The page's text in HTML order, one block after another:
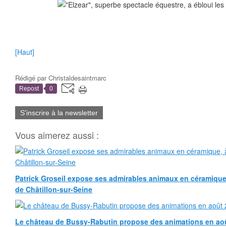
[Haut]
Rédigé parChristaldesaintmarc
Repost 0
S'inscrire à la newsletter
Vous aimerez aussi :
Patrick Groseil expose ses admirables animaux en
de Châtillon-sur-Seine
Le château de Bussy-Rabutin propose des animations en